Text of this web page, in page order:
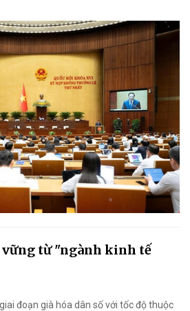
vững từ "ngành kinh tế
đoạn già hóa dân số với tốc độ thuộc